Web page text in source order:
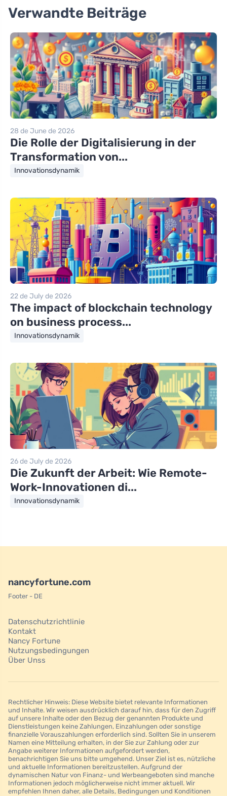
Verwandte Beiträge
28 de June de 2026
Die Rolle der Digitalisierung in der
Transformation von...
Innovationsdynamik
22 de July de 2026
The impact of blockchain technology
on business process...
Innovationsdynamik
26 de July de 2026
Die Zukunft der Arbeit: Wie Remote-
Work-Innovationen di...
Innovationsdynamik
nancyfortune.com
Footer - DE
Datenschutzrichtlinie
Kontakt
Nancy Fortune
Nutzungsbedingungen
Über Unss
Rechtlicher Hinweis: Diese Website bietet relevante Informationen
und Inhalte. Wir weisen ausdrücklich darauf hin, dass für den Zugriff
auf unsere Inhalte oder den Bezug der genannten Produkte und
Dienstleistungen keine Zahlungen, Einzahlungen oder sonstige
finanzielle Vorauszahlungen erforderlich sind. Sollten Sie in unserem
Namen eine Mitteilung erhalten, in der Sie zur Zahlung oder zur
Angabe weiterer Informationen aufgefordert werden,
benachrichtigen Sie uns bitte umgehend. Unser Ziel ist es, nützliche
und aktuelle Informationen bereitzustellen. Aufgrund der
dynamischen Natur von Finanz- und Werbeangeboten sind manche
Informationen jedoch möglicherweise nicht immer aktuell. Wir
empfehlen Ihnen daher, alle Details, Bedingungen und Konditionen